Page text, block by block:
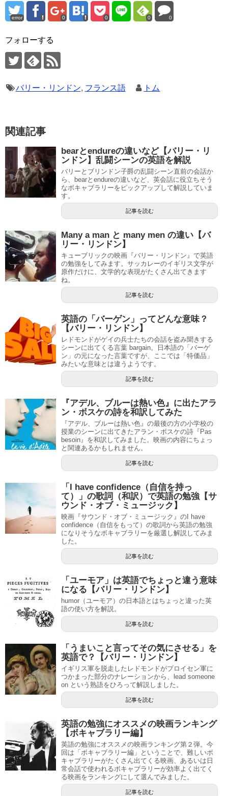
error 0 0 0 0
フォローする
バリー・リンドン, フランス語 トム
関連記事
bearとendureの違いなど【バリー・リ
ンドン】乱闘シーンの英語を解説
バリーとブリンドン子爵の乱闘シーン直前の会話か
ら、bearとendureの違いなど、英会話に役立ちそう
なボキャブラリーをピックアップして解説していま
す。
記事を読む
Many a man と many men の違い【バ
リー・リンドン】
キューブリックの映画『バリー・リンドン』で英語
の勉強をしてみます。サッカレーのイギリス文学が
原作だけに、文学的な表現がたくさん出てきます
ね。
記事を読む
英語の「バーゲン」ってどんな意味？
【バリー・リンドン】
レドモンドがゲイの兵士たちの会話を盗み聞きする
シーンに出てくる言葉 bargain。日本語の「バーゲ
ン」の元になった言葉ですが、ここでは「特価品」
みたいな意味とは違うようです。
記事を読む
『アデル、ブルーは熱い色』に出たアラ
ン・ボスケの詩を和訳してみた
『アデル、ブルーは熱い色』の最後の方の小学校の
授業のシーンに出てきたアラン・ボスケの詩『Pas
besoin』を和訳してみました。映画の内容にちょっ
と関連あるかもしれません。
記事を読む
「I have confidence（自信を持っ
て）」の歌詞（和訳）で英語の勉強【サ
ウンド・オブ・ミュージック】
映画『サウンド・オブ・ミュージック』のI have
confidence（自信をもって）の歌詞から英語の勉強
になりそうなボキャブラリーを厳選し解説してみま
した。
記事を読む
「ユーモア」は英語でちょっと違う意味
になる【バリー・リンドン】
humor（ユーモア）の日本語とはちょっと違った英
語の使い方を解説。
記事を読む
「うまいこと言ってその気にさせる」を
英語で？【バリー・リンドン】
イギリス軍を脱走したレドモンドがプロイセン軍に
つかまった部分のナレーションから、lead someone
on という熟語をひろって解説しました。
記事を読む
英語の勉強にオススメの映画ランキング
【ボキャブラリー編】
英語の勉強にオススメの映画ランキング第２弾。今
回は「ボキャブラリー編」ということで、難しいボ
キャブラリーがたくさん出てくる映画、あるいは日
常会話で使われるボキャブラリーが効率よく出てく
る映画をランキングにして選んでみました。
記事を読む